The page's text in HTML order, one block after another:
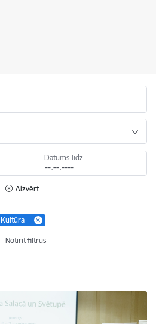
Datums līdz
Aizvērt
Kultūra
Notīrīt filtrus